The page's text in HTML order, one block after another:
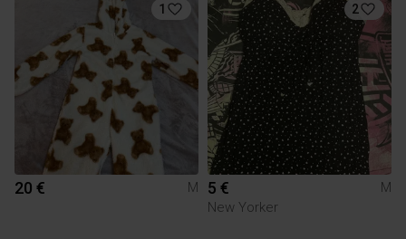
1
20 € M
2
5 €
M
New Yorker